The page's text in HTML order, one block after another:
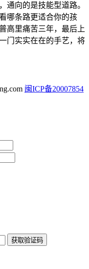
通向的是技能型道路。
哪条路更适合你的孩
高里痛苦三年，最后上
门实实在在的手艺，将
闽ICP备20007854